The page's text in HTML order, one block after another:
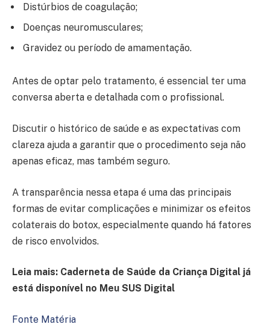
Distúrbios de coagulação;
Doenças neuromusculares;
Gravidez ou período de amamentação.
Antes de optar pelo tratamento, é essencial ter uma
conversa aberta e detalhada com o profissional.
Discutir o histórico de saúde e as expectativas com
clareza ajuda a garantir que o procedimento seja não
apenas eficaz, mas também seguro.
A transparência nessa etapa é uma das principais
formas de evitar complicações e minimizar os efeitos
colaterais do botox, especialmente quando há fatores
de risco envolvidos.
Leia mais: Caderneta de Saúde da Criança Digital já
está disponível no Meu SUS Digital
Fonte Matéria